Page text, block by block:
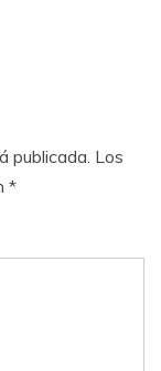
publicada. Los
*